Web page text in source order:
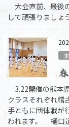
大会直前、最後
して頑張りましょ
3.22開催の熊本
クラスそれぞれ
手ともに団体戦が
われます。 樋口